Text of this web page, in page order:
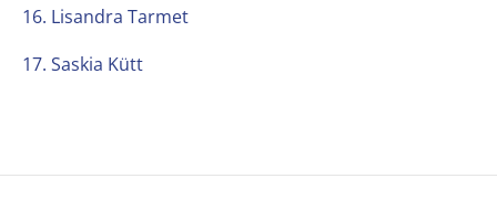
16. Lisandra Tarmet
17. Saskia Kütt